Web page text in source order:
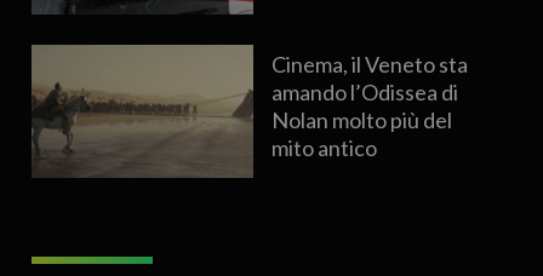
Cinema, il Veneto sta
amando l’Odissea di
Nolan molto più del
mito antico